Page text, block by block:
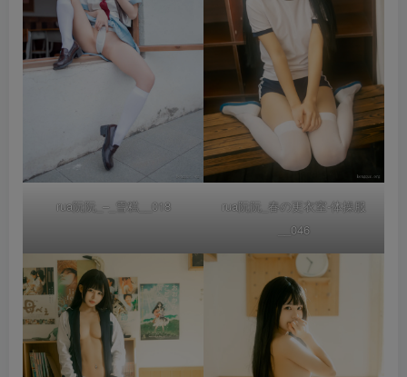
rua阮阮_–_雪糕__018
rua阮阮_春の更衣室-体操服
__046